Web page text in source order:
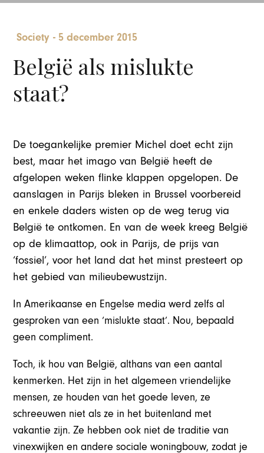
Society - 5 december 2015
België als mislukte
staat?
De toegankelijke premier Michel doet echt zijn
best, maar het imago van België heeft de
afgelopen weken flinke klappen opgelopen. De
aanslagen in Parijs bleken in Brussel voorbereid
en enkele daders wisten op de weg terug via
België te ontkomen. En van de week kreeg België
op de klimaattop, ook in Parijs, de prijs van
‘fossiel’, voor het land dat het minst presteert op
het gebied van milieubewustzijn.
In Amerikaanse en Engelse media werd zelfs al
gesproken van een ‘mislukte staat’. Nou, bepaald
geen compliment.
Toch, ik hou van België, althans van een aantal
kenmerken. Het zijn in het algemeen vriendelijke
mensen, ze houden van het goede leven, ze
schreeuwen niet als ze in het buitenland met
vakantie zijn. Ze hebben ook niet de traditie van
vinexwijken en andere sociale woningbouw, zodat je